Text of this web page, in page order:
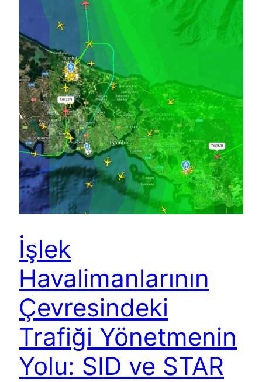
İşlek
Havalimanlarının
Çevresindeki
Trafiği Yönetmenin
Yolu: SID ve STAR